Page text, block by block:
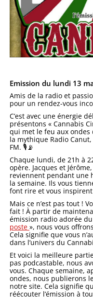
Emission du lundi 13
Amis de la radio et
pour un rendez-vous
C’est avec une énergie
présentons « Cannabis
qui met le feu aux ondes
la mythique Radio
FM. 🎙️📡
Chaque lundi, de 21h à
opère. Jacques et
reviennent pendant une
la semaine. Ils vous
font rire et vous
Mais ce n’est pas tout !
fait ! À partir de
émission radio adorée du
poste », nous vous
Cela signifie que vous
dans l’univers du
Et voici la meilleure
pas podcastable, nous
vous. Chaque semaine,
ondes, nous publierons
notre site. Cela signifie
réécouter l’émission à